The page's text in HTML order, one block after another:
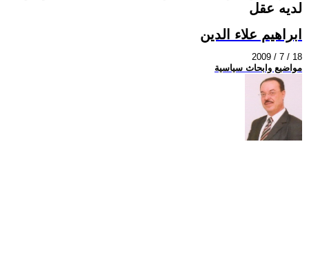
لديه عقل
ابراهيم علاء الدين
2009 / 7 / 18
مواضيع وابحاث سياسية